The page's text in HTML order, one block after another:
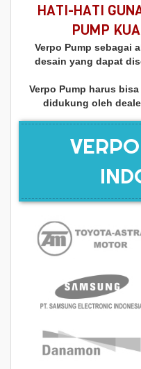
HATI-HATI
PUMP
Verpo Pump sebagai
desain yang dapat
Verpo Pump harus
didukung oleh